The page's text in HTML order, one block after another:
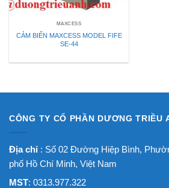
MAXCESS
CẢM BIẾN MAXCESS MODEL FIFE
SE-44
CÔNG TY CỔ PHẦN DƯƠNG TRIỀU
Địa chỉ : Số 02 Đường Hiệp Bình,
phố Hồ Chí Minh, Việt Nam
MST: 0313.977.322